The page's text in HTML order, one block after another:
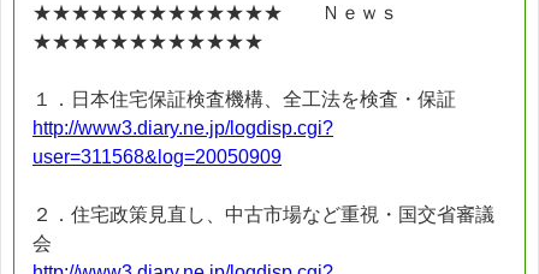
★★★★★★★★★★★★★ Ｎｅｗｓ
★★★★★★★★★★★★
１．日本住宅保証検査機構、全工法を検査・保証
http://www3.diary.ne.jp/logdisp.cgi?
user=311568&log=20050909
２．住宅政策見直し、中古市場など重視・国交省審議
会